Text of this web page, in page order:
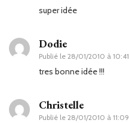
super idée
Dodie
Publié le 28/01/2010 à 10:41
tres bonne idée !!!
Christelle
Publié le 28/01/2010 à 11:09